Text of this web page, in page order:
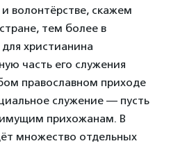
волонтёрстве, скажем
тем более в
христианина
часть его служения
православном приходе
служение — пусть
прихожанам. В
множество отдельных